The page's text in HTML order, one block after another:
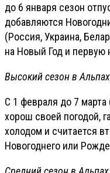
до 6 января сезон
добавляются
(Россия, Украина,
на Новый Год и первую
Высокий сезон в
С 1 февраля до 7
хорош своей погодой,
холодом и считается
Новогоднего или